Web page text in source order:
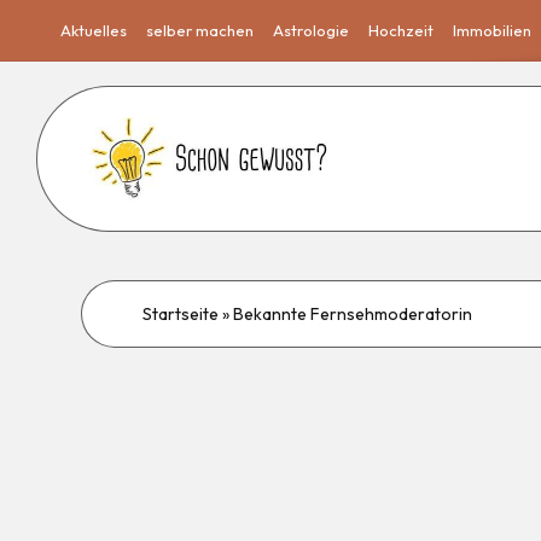
Aktuelles selber machen Astrologie Hochzeit Immobilien
Startseite »Bekannte Fernsehmoderatorin